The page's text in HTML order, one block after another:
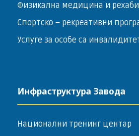
Физикална медицина и
Спортско – ­рекреативни
Услуге за особе са
Инфраструктура Завода
Национални тренинг центар